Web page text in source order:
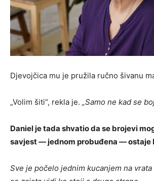
Djevojčica mu je pružila ručno šivanu
„Volim šiti“, rekla je. „Samo ne kad se
Daniel je tada shvatio da se brojevi
savjest — jednom probuđena — ostaje
Sve je počelo jednim kucanjem na